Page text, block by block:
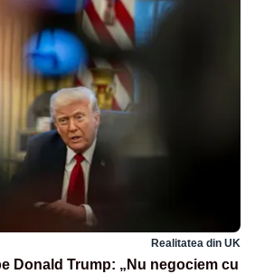
Realitatea din UK
Donald Trump: „Nu negociem cu